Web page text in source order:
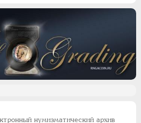
нумизматический архив